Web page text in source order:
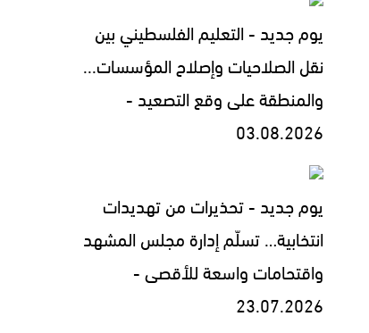
يوم جديد - التعليم الفلسطيني بين
نقل الصلاحيات وإصلاح المؤسسات...
والمنطقة على وقع التصعيد -
03.08.2026
يوم جديد - تحذيرات من تهديدات
انتخابية… تسلّم إدارة مجلس المشهد
واقتحامات واسعة للأقصى -
23.07.2026